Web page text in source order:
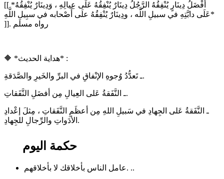
[[ *أَفْضَلُ دِينَارٍ يُنْفِقُهُ الرَّجُلُ دِينَارٌ يُنْفِقُهُ عَلَى عِيالِهِ ، وَدِينَارٌ يُنْفِقُهُ
عَلَى دابَّتِهِ في سبيلِ اللَّه ، ودِينَارٌ يُنْفِقُهُ علَى أَصْحابه في سبِيلِ اللَّهِ*
]]. رواه مسلم
🔶 *هداية الحديث* :
ـ تَعدُّدُ وُجوهِ الإنْفاقِ في البرِّ والخَيرِ والصَّدَقةِ.
ـ النَّفَقةُ عَلى العِيالِ مِن أفضَلِ النَّفَقاتِ.
ـ النَّفَقةُ عَلى الجِهادِ في سَبيلِ اللهِ مِن أعظَمِ النَّفَقاتِ ، مِثلَ إعْدادِ
الأدَواتِ والرِّجالِ للجِهادِ.
حكمة اليوم
عامل الناس بأخلاقك لا بأخلاقهم. ..